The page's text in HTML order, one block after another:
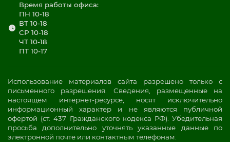
Время работы офиса:
ПН 10-18
ВТ 10-18
СР 10-18
ЧТ 10-18
ПТ 10-17
Использование материалов сайта разрешено только с
письменного разрешения. Сведения, размещенные на
настоящем интернет-ресурсе, носят исключительно
информационный характер и не являются публичной
офертой (ст. 437 Гражданского кодекса РФ). Убедительная
просьба дополнительно уточнять указанные данные по
электронной почте или контактным телефонам.